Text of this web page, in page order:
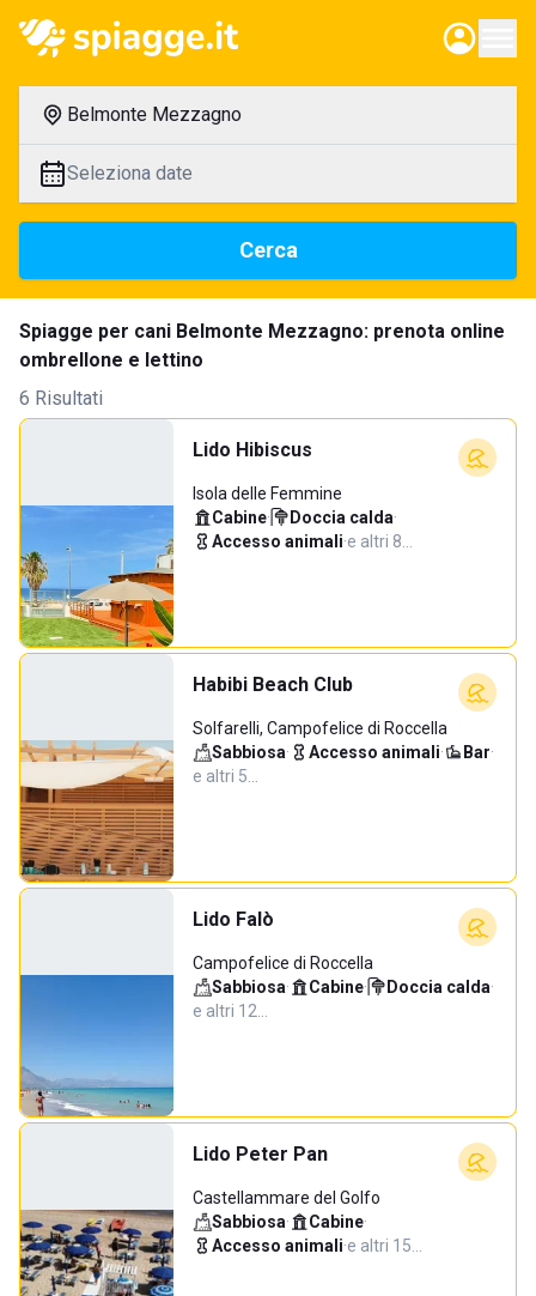
Belmonte Mezzagno
Seleziona date
Cerca
Spiagge per cani Belmonte Mezzagno: prenota online
ombrellone e lettino
6 Risultati
Lido Hibiscus
Isola delle Femmine
Cabine· Doccia calda·
Accesso animali·e altri 8…
Habibi Beach Club
Solfarelli, Campofelice di Roccella
Sabbiosa· Accesso animali· Bar·
e altri 5…
Lido Falò
Campofelice di Roccella
Sabbiosa· Cabine· Doccia calda·
e altri 12…
Lido Peter Pan
Castellammare del Golfo
Sabbiosa· Cabine·
Accesso animali·e altri 15…